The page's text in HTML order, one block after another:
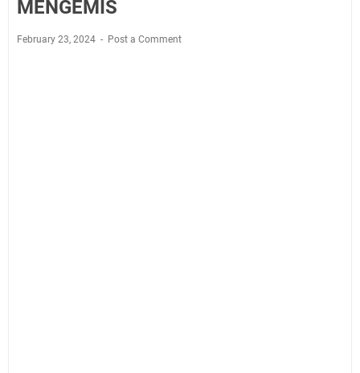
MENGEMIS
February 23, 2024 Post a Comment